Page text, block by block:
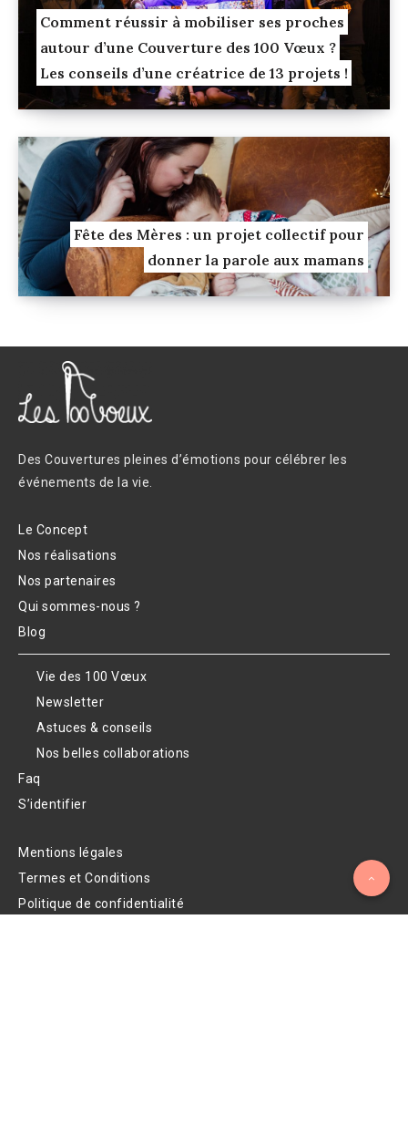
Comment réussir à mobiliser ses proches
autour d’une Couverture des 100 Vœux ?
Les conseils d’une créatrice de 13 projets !
Fête des Mères : un projet collectif pour
donner la parole aux mamans
Des Couvertures pleines d’émotions pour célébrer les
événements de la vie.
Le Concept
Nos réalisations
Nos partenaires
Qui sommes-nous ?
Blog
Vie des 100 Vœux
Newsletter
Astuces & conseils
Nos belles collaborations
Faq
S’identifier
Mentions légales
Termes et Conditions
Politique de confidentialité